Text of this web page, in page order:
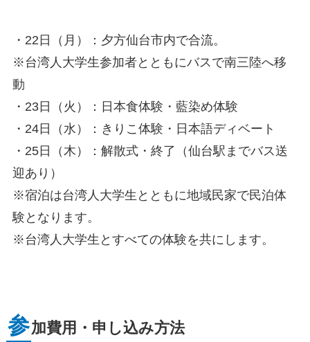
・22日（月）：夕方仙台市内で合流。
※台湾人大学生参加者とともにバスで南三陸へ移
動
・23日（火）：日本食体験・藍染め体験
・24日（水）：きりこ体験・日本語ディベート
・25日（木）：解散式・終了（仙台駅までバス送
迎あり）
※宿泊は台湾人大学生とともに地域民家で民泊体
験となります。
※台湾人大学生とすべての体験を共にします。
参加費用・申し込み方法